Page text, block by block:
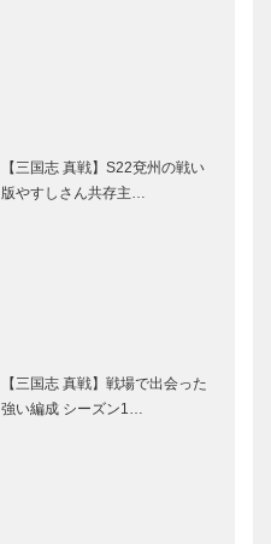
【三国志 真戦】S22兗州の戦い
版やすしさん共存主…
【三国志 真戦】戦場で出会った
強い編成 シーズン1…